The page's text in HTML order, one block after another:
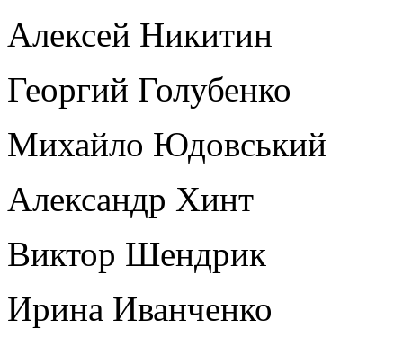
Алексей Никитин
Георгий Голубенко
Михайло Юдовський
Александр Хинт
Виктор Шендрик
Ирина Иванченко